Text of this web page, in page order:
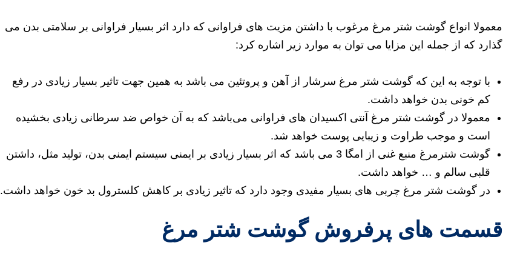
معمولا انواع گوشت شتر مرغ مرغوب با داشتن مزیت های فراوانی که دارد اثر بسیار فراوانی بر سلامتی بدن می
گذارد که از جمله این مزایا می توان به موارد زیر اشاره کرد:
با توجه به این که گوشت شتر مرغ سرشار از آهن و پروتئین می باشد به همین جهت تاثیر بسیار زیادی در رفع
کم خونی بدن خواهد داشت.
معمولا در گوشت شتر مرغ آنتی اکسیدان های فراوانی می‌باشد که به آن خواص ضد سرطانی زیادی بخشیده
است و موجب طراوت و زیبایی پوست خواهد شد.
گوشت شترمرغ منبع غنی از امگا 3 می باشد که اثر بسیار زیادی بر ایمنی سیستم ایمنی بدن، تولید مثل، داشتن
قلبی سالم و … خواهد داشت.
در گوشت شتر مرغ چربی های بسیار مفیدی وجود دارد که تاثیر زیادی بر کاهش کلسترول بد خون خواهد داشت.
قسمت های پرفروش گوشت شتر مرغ